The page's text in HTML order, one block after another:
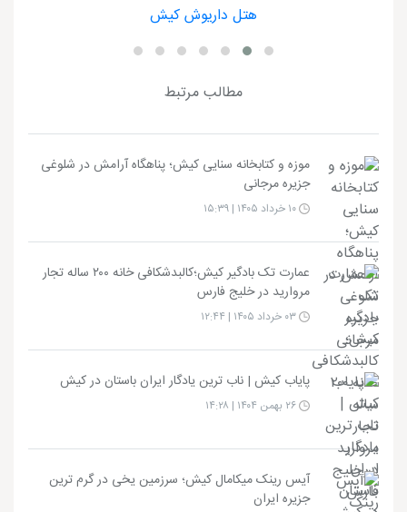
هتل داریوش کیش
مطالب مرتبط
موزه و کتابخانه سنایی کیش؛ پناهگاه آرامش در شلوغی
جزیره مرجانی
عمارت تک بادگیر کیش؛کالبدشکافی خانه ۲۰۰ ساله تجار
مروارید در خلیج فارس
پایاب کیش | ناب ترین یادگار ایران باستان در کیش
آیس رینک میکامال کیش؛ سرزمین یخی در گرم ترین
جزیره ایران